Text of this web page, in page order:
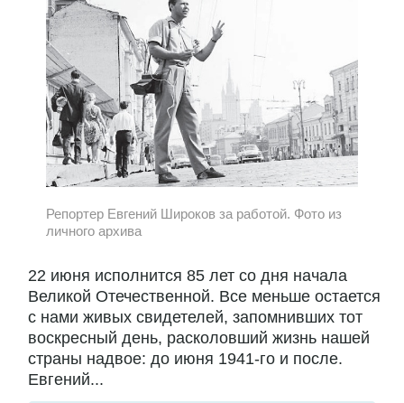
Репортер Евгений Широков за работой. Фото из
личного архива
22 июня исполнится 85 лет со дня начала
Великой Отечественной. Все меньше остается
с нами живых свидетелей, запомнивших тот
воскресный день, расколовший жизнь нашей
страны надвое: до июня 1941-го и после.
Евгений...